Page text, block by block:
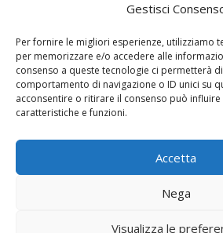
Gestisci
Per fornire le migliori esperienze, utilizziamo
per memorizzare e/o accedere alle
consenso a queste tecnologie ci permetterà
comportamento di navigazione o ID unici su
acconsentire o ritirare il consenso può influire
caratteristiche e funzioni.
Accetta
Nega
Visualizza le
Ho letto e accettato
privacy